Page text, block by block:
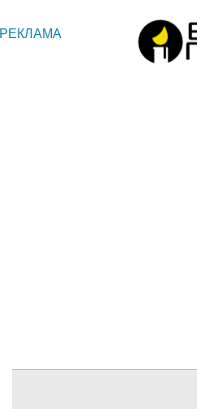
РЕКЛАМА